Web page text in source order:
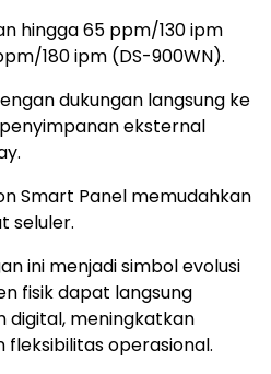
hingga 65 ppm/130 ipm
180 ipm (DS-900WN).
dukungan langsung ke
eksternal
Smart Panel memudahkan
seluler.
ini menjadi simbol evolusi
fisik dapat langsung
digital, meningkatkan
fleksibilitas operasional.